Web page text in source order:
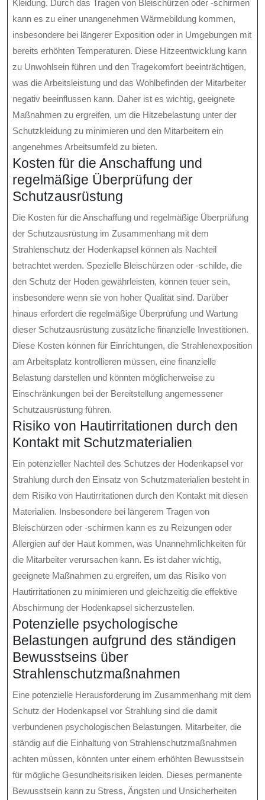
Kleidung. Durch das Tragen von Bleischürzen oder -schirmen
kann es zu einer unangenehmen Wärmebildung kommen,
insbesondere bei längerer Exposition oder in Umgebungen mit
bereits erhöhten Temperaturen. Diese Hitzeentwicklung kann
zu Unwohlsein führen und den Tragekomfort beeinträchtigen,
was die Arbeitsleistung und das Wohlbefinden der Mitarbeiter
negativ beeinflussen kann. Daher ist es wichtig, geeignete
Maßnahmen zu ergreifen, um die Hitzebelastung unter der
Schutzkleidung zu minimieren und den Mitarbeitern ein
angenehmes Arbeitsumfeld zu bieten.
Kosten für die Anschaffung und
regelmäßige Überprüfung der
Schutzausrüstung
Die Kosten für die Anschaffung und regelmäßige Überprüfung
der Schutzausrüstung im Zusammenhang mit dem
Strahlenschutz der Hodenkapsel können als Nachteil
betrachtet werden. Spezielle Bleischürzen oder -schilde, die
den Schutz der Hoden gewährleisten, können teuer sein,
insbesondere wenn sie von hoher Qualität sind. Darüber
hinaus erfordert die regelmäßige Überprüfung und Wartung
dieser Schutzausrüstung zusätzliche finanzielle Investitionen.
Diese Kosten können für Einrichtungen, die Strahlenexposition
am Arbeitsplatz kontrollieren müssen, eine finanzielle
Belastung darstellen und könnten möglicherweise zu
Einschränkungen bei der Bereitstellung angemessener
Schutzausrüstung führen.
Risiko von Hautirritationen durch den
Kontakt mit Schutzmaterialien
Ein potenzieller Nachteil des Schutzes der Hodenkapsel vor
Strahlung durch den Einsatz von Schutzmaterialien besteht in
dem Risiko von Hautirritationen durch den Kontakt mit diesen
Materialien. Insbesondere bei längerem Tragen von
Bleischürzen oder -schirmen kann es zu Reizungen oder
Allergien auf der Haut kommen, was Unannehmlichkeiten für
die Mitarbeiter verursachen kann. Es ist daher wichtig,
geeignete Maßnahmen zu ergreifen, um das Risiko von
Hautirritationen zu minimieren und gleichzeitig die effektive
Abschirmung der Hodenkapsel sicherzustellen.
Potenzielle psychologische
Belastungen aufgrund des ständigen
Bewusstseins über
Strahlenschutzmaßnahmen
Eine potenzielle Herausforderung im Zusammenhang mit dem
Schutz der Hodenkapsel vor Strahlung sind die damit
verbundenen psychologischen Belastungen. Mitarbeiter, die
ständig auf die Einhaltung von Strahlenschutzmaßnahmen
achten müssen, könnten unter einem erhöhten Bewusstsein
für mögliche Gesundheitsrisiken leiden. Dieses permanente
Bewusstsein kann zu Stress, Ängsten und Unsicherheiten